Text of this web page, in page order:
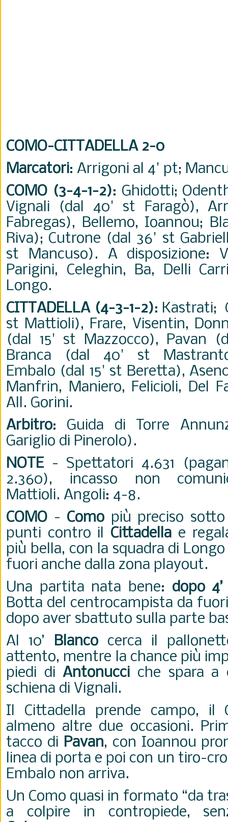
COMO-CITTADELLA 2-0
Marcatori: Arrigoni al 4' pt;
COMO (3-4-1-2): Ghidotti;
Vignali (dal 40' st Faragò),
Fabregas), Bellemo, Ioannou;
Riva); Cutrone (dal 36' st
st Mancuso). A disposizione:
Parigini, Celeghin, Ba, Delli
Longo.
CITTADELLA (4-3-1-2): Kastrati;
st Mattioli), Frare, Visentin,
(dal 15' st Mazzocco), Pavan
Branca (dal 40' st
Embalo (dal 15' st Beretta),
Manfrin, Maniero, Felicioli, Del
All. Gorini.
Arbitro: Guida di Torre
Gariglio di Pinerolo).
NOTE - Spettatori 4.631
2.360), incasso non
Mattioli. Angoli: 4-8.
COMO - Comopiù preciso
punti contro il Cittadella e
più bella, con la squadra di
fuori anche dalla zona playout.
Una partita nata bene: dopo
Botta del centrocampista da
dopo aver sbattuto sulla parte
Al 10’ Blancocerca il
attento, mentre la chance più
piedi diAntonucci che spara a
schiena di Vignali.
Il Cittadella prende campo, il
almeno altre due occasioni.
tacco di Pavan, con Ioannou
linea di porta e poi con un tiro-
Embalo non arriva.
Un Como quasi in formato “da
a colpire in contropiede,